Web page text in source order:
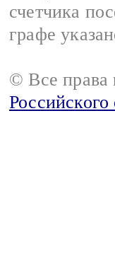
счетчика
графе
© Все права